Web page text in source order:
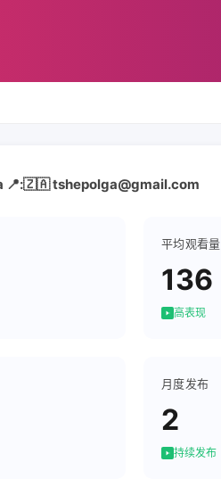
📍:🇿🇦 tshepolga@gmail.com
平均观看量
136
高表现
月度发布
2
持续发布